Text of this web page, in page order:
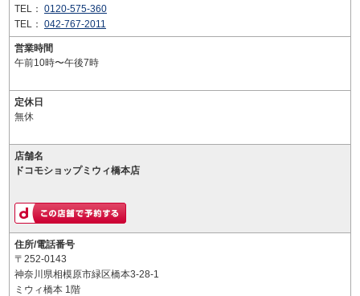
TEL： 0120-575-360
TEL： 042-767-2011
営業時間
午前10時〜午後7時
定休日
無休
店舗名
ドコモショップミウィ橋本店
住所/電話番号
〒252-0143
神奈川県相模原市緑区橋本3-28-1
ミウィ橋本 1階